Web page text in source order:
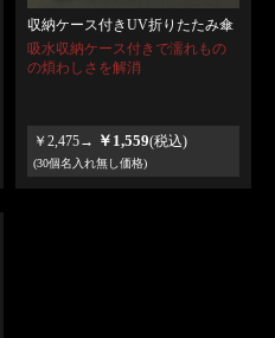
収納ケース付きUV折りたたみ傘
吸水収納ケース付きで濡れもの
の煩わしさを解消
￥2,475→ ￥1,559(税込)
(30個名入れ無し価格)